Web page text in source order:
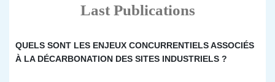
Last Publications
QUELS SONT LES ENJEUX CONCURRENTIELS ASSOCIÉS
À LA DÉCARBONATION DES SITES INDUSTRIELS ?